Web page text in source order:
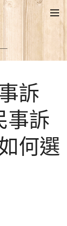
訴
事訴
何選